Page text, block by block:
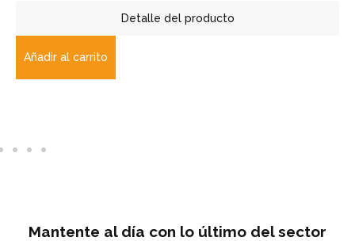
Detalle del producto
Añadir al carrito
Mantente al día con lo último del sector